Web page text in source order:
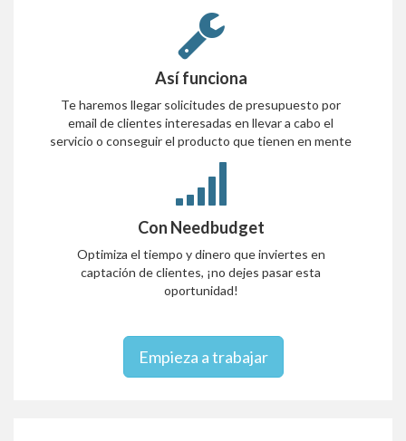
Así funciona
Te haremos llegar solicitudes de presupuesto por
email de clientes interesadas en llevar a cabo el
servicio o conseguir el producto que tienen en mente
Con Needbudget
Optimiza el tiempo y dinero que inviertes en
captación de clientes, ¡no dejes pasar esta
oportunidad!
Empieza a trabajar